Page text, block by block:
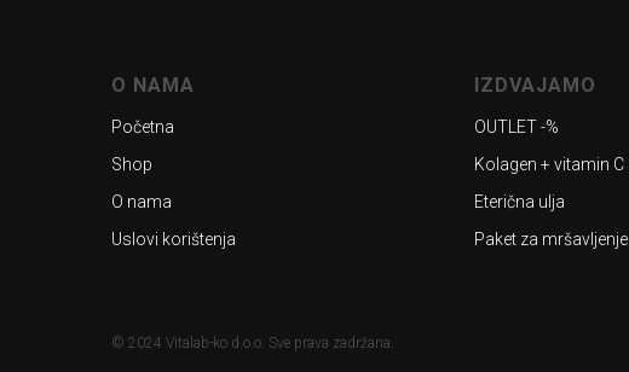
O NAMA
Početna
Shop
O nama
Uslovi korištenja
IZDVAJAMO
OUTLET -%
Kolagen + vitamin C
Eterična ulja
Paket za mršavljenje
© 2024 Vitalab-ko d.o.o. Sve prava zadržana.